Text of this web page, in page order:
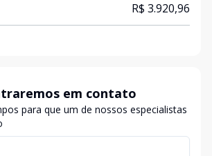
R$ 3.920,96
em contato
para que um de nossos especialistas